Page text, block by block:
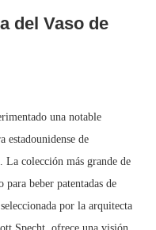
del Vaso de
una notable
estadounidense de
La colección más grande de
beber patentadas de
por la arquitecta